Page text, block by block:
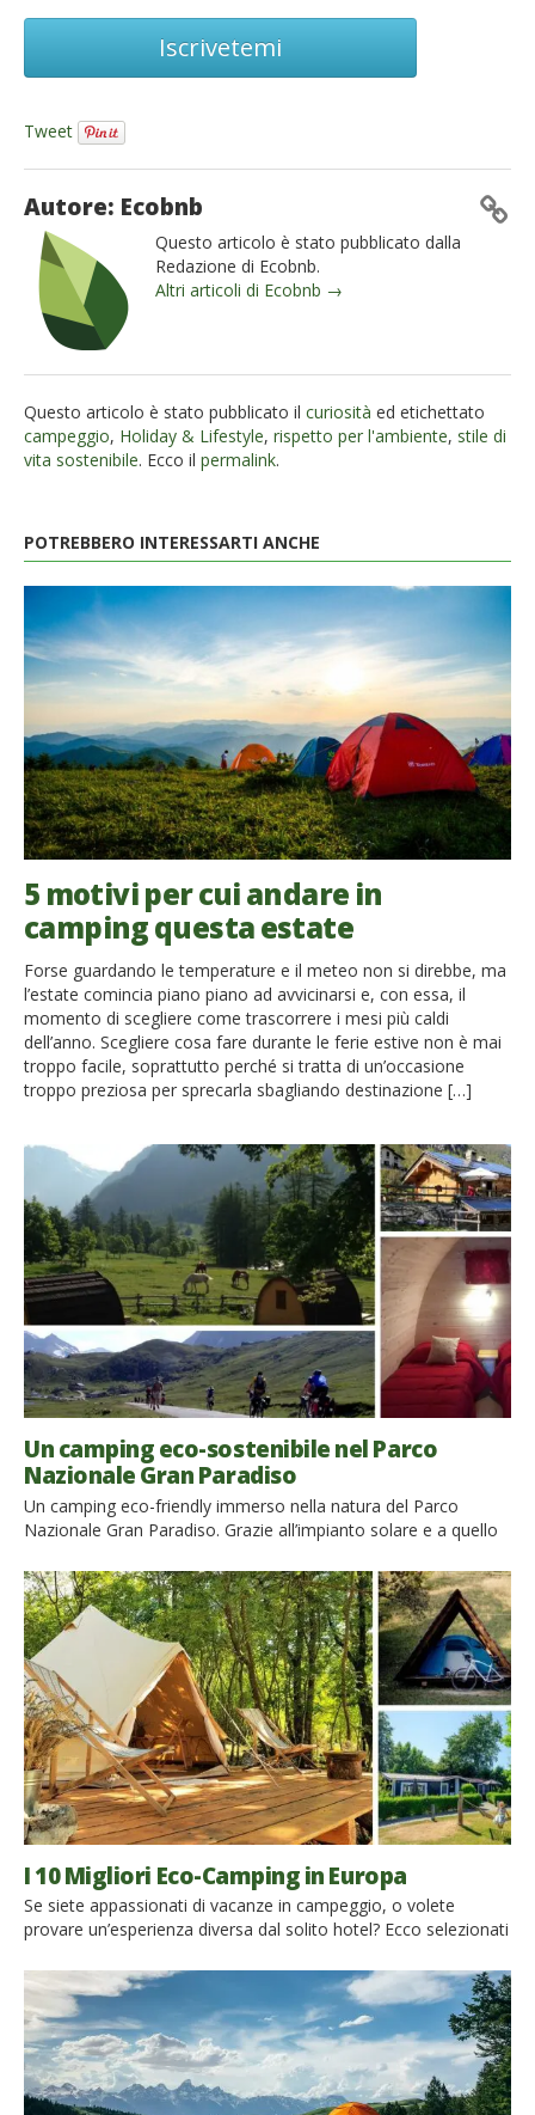
Iscrivetemi
Tweet
Autore: Ecobnb
Questo articolo è stato pubblicato dalla
Redazione di Ecobnb.
Altri articoli di Ecobnb →
Questo articolo è stato pubblicato il curiosità ed etichettato
campeggio, Holiday & Lifestyle, rispetto per l'ambiente, stile di
vita sostenibile. Ecco il permalink.
POTREBBERO INTERESSARTI ANCHE
5 motivi per cui andare in
camping questa estate
Forse guardando le temperature e il meteo non si direbbe, ma
l’estate comincia piano piano ad avvicinarsi e, con essa, il
momento di scegliere come trascorrere i mesi più caldi
dell’anno. Scegliere cosa fare durante le ferie estive non è mai
troppo facile, soprattutto perché si tratta di un’occasione
troppo preziosa per sprecarla sbagliando destinazione […]
Un camping eco-sostenibile nel Parco
Nazionale Gran Paradiso
Un camping eco-friendly immerso nella natura del Parco
Nazionale Gran Paradiso. Grazie all’impianto solare e a quello
di CO2. Oltre alle sistemazioni classiche (tenda e piazzole) c’è
anche il glamping, con la possibilità di soggiornare in
romantiche casette di legno. Abbiamo intervistato
Danilo Chabod, gestore del campeggio Casa Bianca. Energia
da fonti rinnovabili al 100%, cibo biologico […]
I 10 Migliori Eco-Camping in Europa
Se siete appassionati di vacanze in campeggio, o volete
provare un’esperienza diversa dal solito hotel? Ecco selezionati
campeggiatori esperti e amanti delle vacanze open air,
abbiamo scelto 10 camping eco-sostenibili per una camping
experience nuova e innovativa. Per chi volesse invece
addentrarsi nel mondo […]